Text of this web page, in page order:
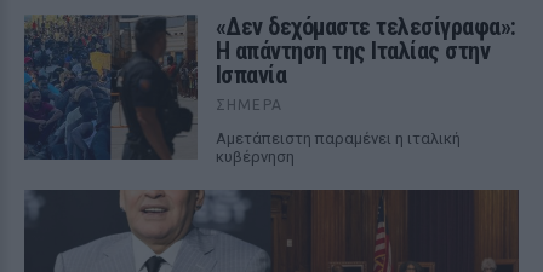
«Δεν δεχόμαστε τελεσίγραφα»:
Η απάντηση της Ιταλίας στην
Ισπανία
ΣΉΜΕΡΑ
Αμετάπειστη παραμένει η ιταλική
κυβέρνηση